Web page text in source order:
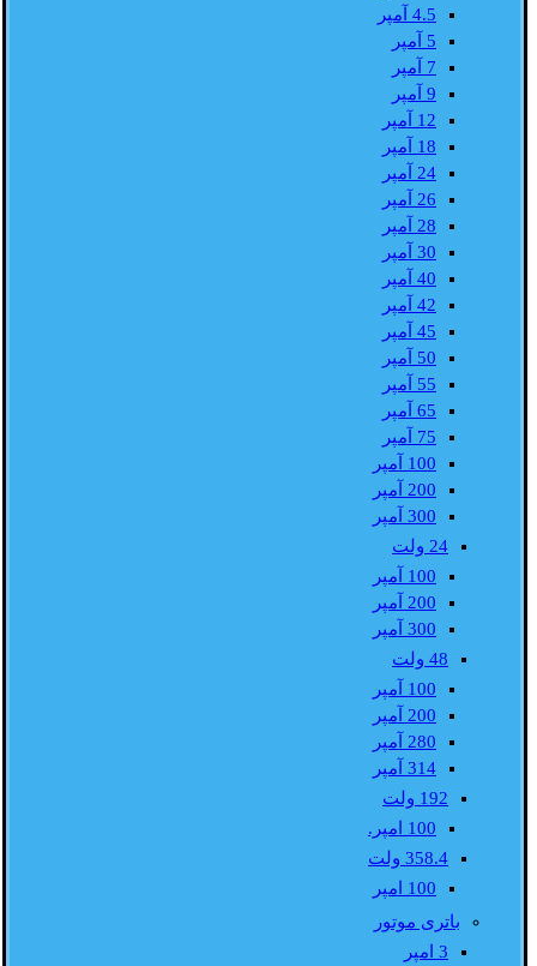
4.5 آمپر
5 آمپر
7 آمپر
9 آمپر
12 آمپر
18 آمپر
24 آمپر
26 آمپر
28 آمپر
30 آمپر
40 آمپر
42 آمپر
45 آمپر
50 آمپر
55 آمپر
65 آمپر
75 آمپر
100 آمپر
200 آمپر
300 آمپر
24 ولت
100 آمپر
200 آمپر
300 آمپر
48 ولت
100 آمپر
200 آمپر
280 آمپر
314 آمپر
192 ولت
100 امپر.
358.4 ولت
100 امپر
باتری موتور
3 امپر